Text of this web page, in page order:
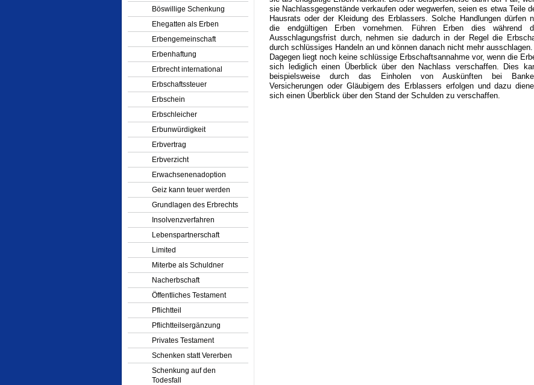
Böswillige Schenkung
Ehegatten als Erben
Erbengemeinschaft
Erbenhaftung
Erbrecht international
Erbschaftssteuer
Erbschein
Erbschleicher
Erbunwürdigkeit
Erbvertrag
Erbverzicht
Erwachsenenadoption
Geiz kann teuer werden
Grundlagen des Erbrechts
Insolvenzverfahren
Lebenspartnerschaft
Limited
Miterbe als Schuldner
Nacherbschaft
Öffentliches Testament
Pflichtteil
Pflichtteilsergänzung
Privates Testament
Schenken statt Vererben
Schenkung auf den
Todesfall
sie Nachlassgegenstände verkaufen oder wegwerfen, seien es etwa Teile
Hausrats oder der Kleidung des Erblassers. Solche Handlungen dürfen
die endgültigen Erben vornehmen. Führen Erben dies während
Ausschlagungsfrist durch, nehmen sie dadurch in der Regel die
durch schlüssiges Handeln an und können danach nicht mehr ausschlagen.
Dagegen liegt noch keine schlüssige Erbschaftsannahme vor, wenn die
sich lediglich einen Überblick über den Nachlass verschaffen. Dies
beispielsweise durch das Einholen von Auskünften bei
Versicherungen oder Gläubigern des Erblassers erfolgen und dazu
sich einen Überblick über den Stand der Schulden zu verschaffen.